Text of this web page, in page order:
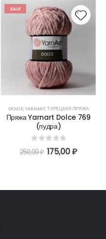
SALE
DOLCE,YARNART,ТУРЕЦКАЯ ПРЯЖА
Пряжа Yarnart Dolce 769
(пудра)
out of 5
250,00₽ 175,00₽